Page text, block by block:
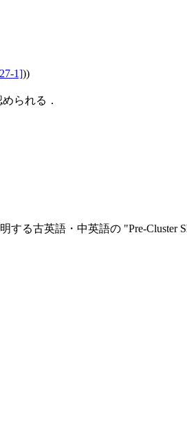
1]))
られる．
する古英語・中英語の "Pre-Cluster